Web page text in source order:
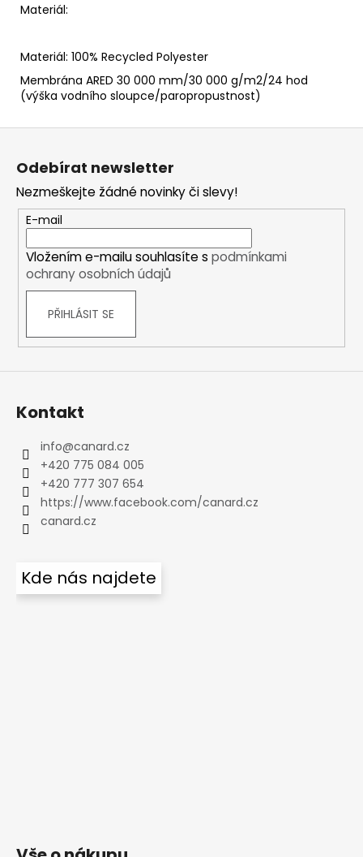
Materiál:
Materiál: 100% Recycled Polyester
Membrána ARED 30 000 mm/30 000 g/m2/24 hod
(výška vodního sloupce/paropropustnost)
Z
Odebírat newsletter
Nezmeškejte žádné novinky či slevy!
E-mail
Vložením e-mailu souhlasíte s podmínkami
ochrany osobních údajů
PŘIHLÁSIT SE
Kontakt
info@canard.cz
+420 775 084 005
+420 777 307 654
https://www.facebook.com/canard.cz
canard.cz
Kde nás najdete